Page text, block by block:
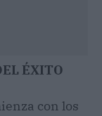
ÉXITO
con los